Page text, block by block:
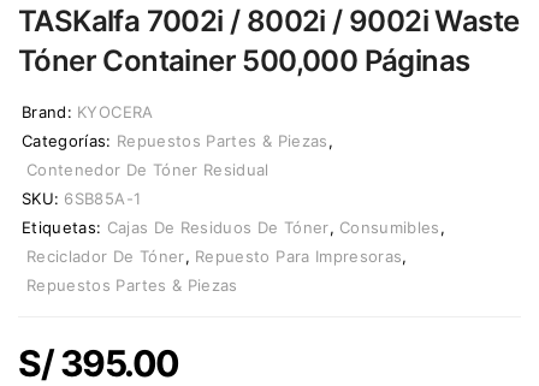
TASKalfa 7002i / 8002i / 9002i Waste
Tóner Container 500,000 Páginas
Brand: KYOCERA
Categorías: Repuestos Partes & Piezas,
Contenedor De Tóner Residual
SKU: 6SB85A-1
Etiquetas: Cajas De Residuos De Tóner, Consumibles,
Reciclador De Tóner, Repuesto Para Impresoras,
Repuestos Partes & Piezas
S/395.00